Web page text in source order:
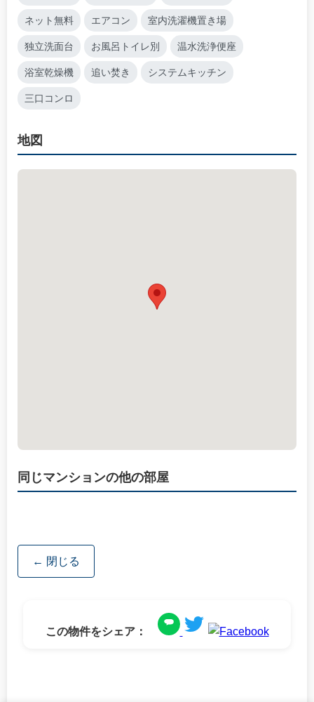
ネット無料 エアコン 室内洗濯機置き場
独立洗面台 お風呂トイレ別 温水洗浄便座
浴室乾燥機 追い焚き システムキッチン
三口コンロ
地図
同じマンションの他の部屋
← 閉じる
この物件をシェア：